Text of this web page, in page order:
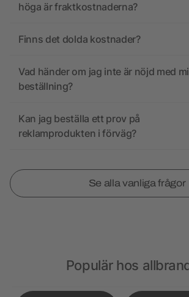
höga är fraktkostnaderna?
Finns det dolda kostnader?
Vad händer om jag inte är nöjd med
beställning?
Kan jag beställa ett prov på
reklamprodukten i förväg?
Se alla vanliga frågor
Populär hos